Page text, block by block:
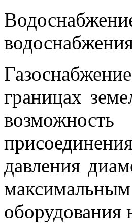
границах
давления
оборудования